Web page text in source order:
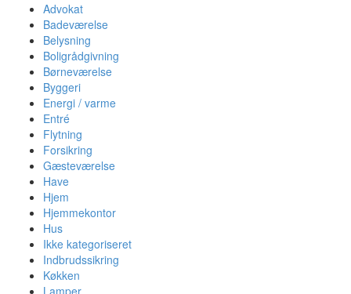
Advokat
Badeværelse
Belysning
Boligrådgivning
Børneværelse
Byggeri
Energi / varme
Entré
Flytning
Forsikring
Gæsteværelse
Have
Hjem
Hjemmekontor
Hus
Ikke kategoriseret
Indbrudssikring
Køkken
Lamper